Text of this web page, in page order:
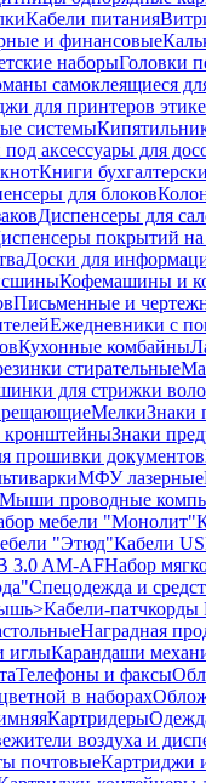
Кабели питания
и финансовые
наборыГоловки
самоклеящиеся
для принтеров
системы
аксессуары для
Книги
для блоков
Диспенсеры для
покрытий на
Доски для
Кофемашины и
Письменные и
Ежедневники с
Кухонные комбайны
стирательные
для стрижки
МелкиЗнаки
кронштейныЗнаки
прошивки документов
МФУ лазерные
Мыши проводные
мебели "Монолит"
"Этюд"Кабели
3.0 AM-AFНабор
Спецодежда и
Кабели-патчкорды
Наградная
иглыКарандаши
Телефоны и факсы
в наборах
Картридеры
воздуха и
почтовыеКартриджи